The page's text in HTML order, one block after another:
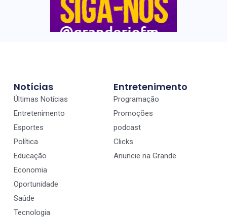
Notícias
Últimas Notícias
Entretenimento
Esportes
Política
Educação
Economia
Oportunidade
Saúde
Tecnologia
Entretenimento
Programação
Promoções
podcast
Clicks
Anuncie na Grande